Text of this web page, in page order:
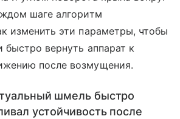
шаге алгоритм
изменить эти параметры, чтобы
быстро вернуть аппарат к
после возмущения.
шмель быстро
устойчивость после